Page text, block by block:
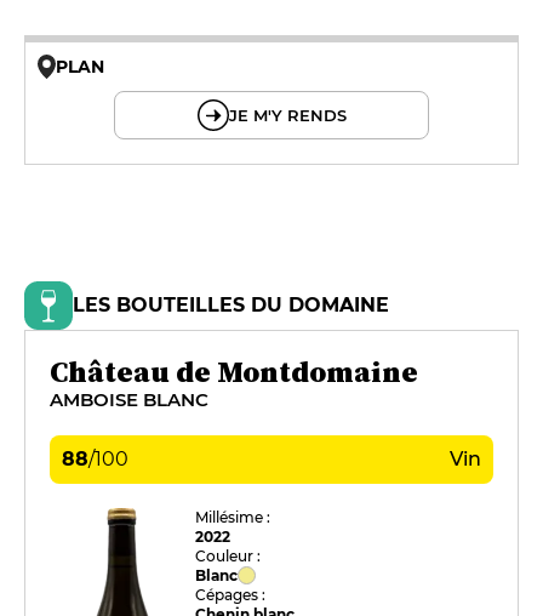
PLAN
JE M'Y RENDS
LES BOUTEILLES DU DOMAINE
Château de Montdomaine
AMBOISE BLANC
88/100 Vin
Millésime :
2022
Couleur :
Blanc
Cépages :